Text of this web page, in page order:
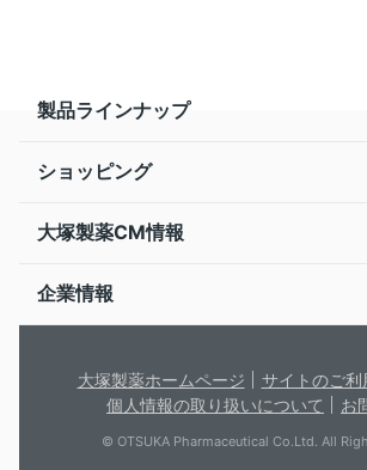
製品ラインナップ
ショッピング
大塚製薬CM情報
企業情報
大塚製薬ホームページ
サイトのご利
個人情報の取り扱いについて
お
© OTSUKA Pharmaceutical Co.Ltd. All